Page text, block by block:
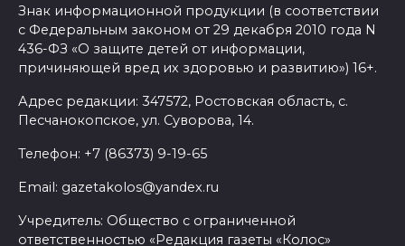
Знак информационной продукции (в соответствии
с Федеральным законом от 29 декабря 2010 года N
436-ФЗ «О защите детей от информации,
причиняющей вред их здоровью и развитию») 16+.
Адрес редакции: 347572, Ростовская область, с.
Песчанокопское, ул. Суворова, 14.
Телефон: +7 (86373) 9-19-65
Email: gazetakolos@yandex.ru
Учредитель: Общество с ограниченной
ответственностью «Редакция газеты «Колос»